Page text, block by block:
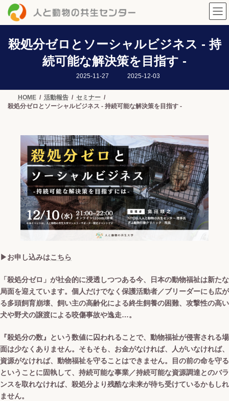
殺処分ゼロとソーシャルビジネス - 持
続可能な解決策を目指す -
2025-11-27
最
時
2025-12-03
HOME 活動報告
セミナー
殺処分ゼロとソーシャルビジネス - 持続可能な解決策を目指す -
▶︎お申し込みはこちら
「殺処分ゼロ」が社会的に浸透しつつある今、日本の動物福祉は新たな
局面を迎えています。個人だけでなく保護活動者／ブリーダーにも広が
る多頭飼育崩壊、飼い主の高齢化による終生飼養の困難、攻撃性の高い
犬や野犬の譲渡による咬傷事故や逸走…。
『殺処分の数』という数値に囚われることで、動物福祉が侵害される場
面は少なくありません。そもそも、お金がなければ、人がいなければ、
資源がなければ、動物福祉を守ることはできません。目の前の命を守る
ということに固執して、持続可能な事業／持続可能な資源調達とのバラ
ンスを取れなければ、殺処分より残酷な未来が待ち受けているかもしれ
ません。